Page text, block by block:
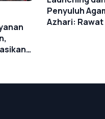
Penyuluh
Azhari: